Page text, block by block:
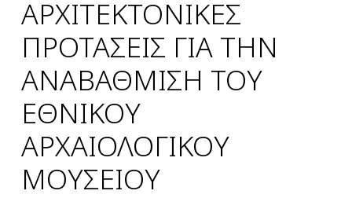
ΑΡΧΙΤΕΚΤΟΝΙΚΕΣ
ΠΡΟΤΑΣΕΙΣ ΓΙΑ ΤΗΝ
ΑΝΑΒΑΘΜΙΣΗ ΤΟΥ
ΕΘΝΙΚΟΥ
ΑΡΧΑΙΟΛΟΓΙΚΟΥ
ΜΟΥΣΕΙΟΥ